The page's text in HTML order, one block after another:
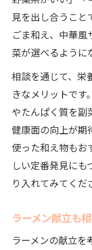
見を出し合うこと
ごま和え、中華
菜が選べるように
相談を通じて、栄
きなメリットです
やたんぱく質を副
健康面の向上が期
使った和え物もお
しい定番発見に
り入れてみてくだ
ラーメン献立も
ラーメンの献立